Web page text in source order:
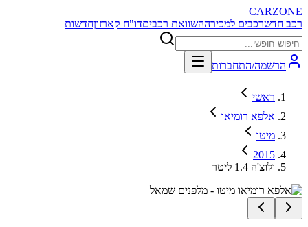
CARZONE
רכב חדשרכבים למכירההשוואת רכביםדו"ח קארזוןחדשות
הרשמה/התחברות
ראשי
אלפא רומיאו
מיטו
2015
ולוצ'ה 1.4 ליטר